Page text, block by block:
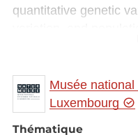
quantitative genetic
importance of
high but did not
habitat conditions, or
Musée
Luxembourg
Thématique